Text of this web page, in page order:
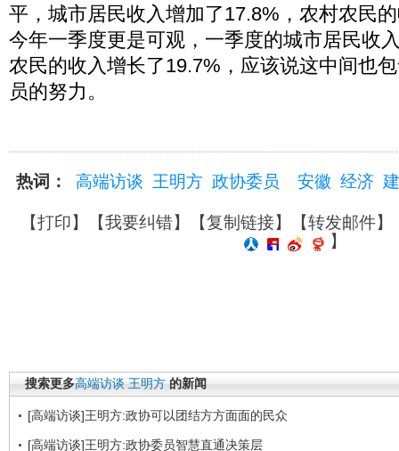
平，城市居民收入增加了17.8%，农村农民
今年一季度更是可观，一季度的城市居民收
农民的收入增长了19.7%，应该说这中间也
员的努力。
热词： 高端访谈 王明方 政协委员 安徽 经济
【打印】【我要纠错】【复制链接】【转发邮件】
】
搜索更多高端访谈 王明方 的新闻
[高端访谈]王明方:政协可以团结方方面面的民众
[高端访谈]王明方:政协委员智慧直通决策层